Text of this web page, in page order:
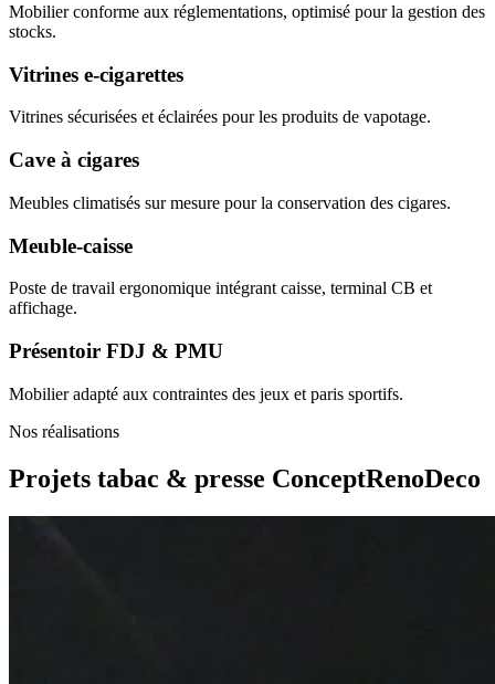
Mobilier conforme aux réglementations, optimisé pour la gestion des
stocks.
Vitrines e-cigarettes
Vitrines sécurisées et éclairées pour les produits de vapotage.
Cave à cigares
Meubles climatisés sur mesure pour la conservation des cigares.
Meuble-caisse
Poste de travail ergonomique intégrant caisse, terminal CB et
affichage.
Présentoir FDJ & PMU
Mobilier adapté aux contraintes des jeux et paris sportifs.
Nos réalisations
Projets tabac & presse ConceptRenoDeco